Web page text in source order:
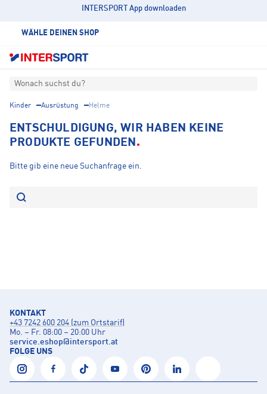
INTERSPORT App downloaden
WÄHLE DEINEN SHOP
Wonach suchst du?
Kinder Ausrüstung Helme
ENTSCHULDIGUNG, WIR HABEN KEINE
PRODUKTE GEFUNDEN
Bitte gib eine neue Suchanfrage ein.
KONTAKT
+43 7242 600 204 (zum Ortstarif)
Mo. – Fr. 08:00 – 20:00 Uhr
service.eshop@intersport.at
FOLGE UNS